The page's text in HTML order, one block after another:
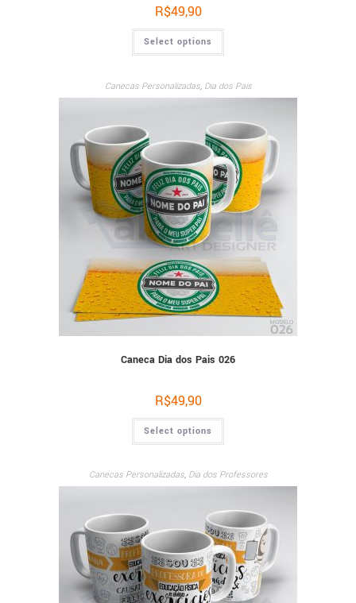
R$49,90
Select options
Canecas Personalizadas, Dia dos Pais
Caneca Dia dos Pais 026
R$49,90
Select options
Canecas Personalizadas, Dia dos Professores